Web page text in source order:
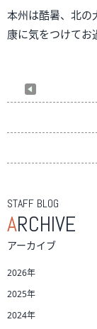
本州は酷暑、北の
康に気をつけてお
STAFF BLOG
ARCHIVE
アーカイブ
2026年
2025年
2024年